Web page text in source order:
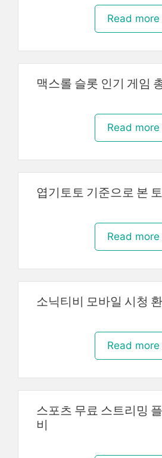
Read more
맥스롤 슬롯 인기 게임
Read more
엽기토토 기준으로 본
Read more
소닉티비 모바일 시청
Read more
스포츠 무료 스트리밍
비